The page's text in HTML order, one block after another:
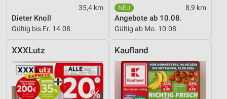
35,4 km
Dieter Knoll
Gültig bis Fr. 14.08.
8,9 km
Angebote ab 10.08.
Gültig ab Mo. 10.08.
XXXLutz Kaufland
Wir nutzen Ihre Daten für folgende Zwecke:
IAB-Verarbeitungszwecke:
Speichern von oder Zugriff auf Informationen
Verwendung reduzierter Daten zur Auswahl von
Werbeanzeigen
Erstellung von Profilen für personalisierte